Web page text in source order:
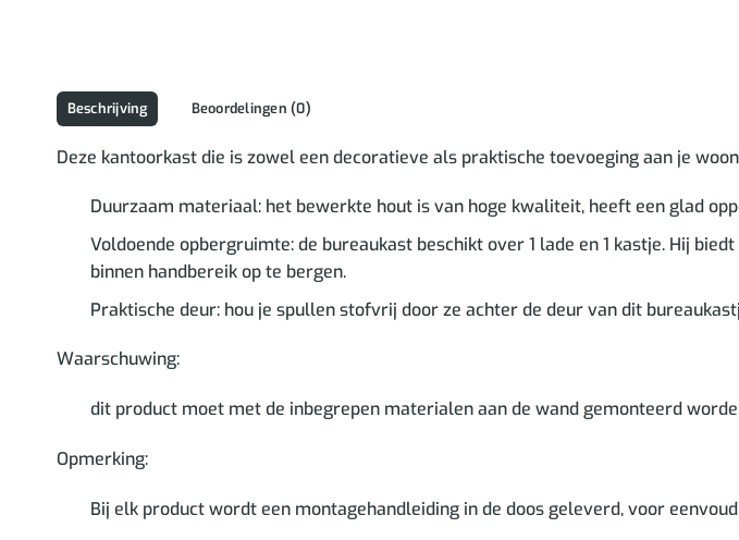
Beschrijving Beoordelingen (0)
Deze kantoorkast die is zowel een decoratieve als praktische toevoeging aan je
Duurzaam materiaal: het bewerkte hout is van hoge kwaliteit, heeft een glad
Voldoende opbergruimte: de bureaukast beschikt over 1 lade en 1 kastje. Hij
binnen handbereik op te bergen.
Praktische deur: hou je spullen stofvrij door ze achter de deur van dit
Waarschuwing:
dit product moet met de inbegrepen materialen aan de wand gemonteerd
Opmerking:
Bij elk product wordt een montagehandleiding in de doos geleverd, voor